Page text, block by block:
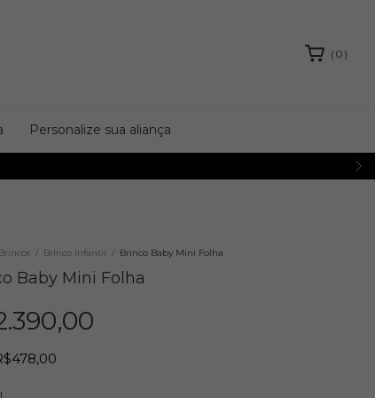
( 0 )
Personalize sua aliança
Brincos / Brinco Infantil / Brinco Baby Mini Folha
Baby Mini Folha